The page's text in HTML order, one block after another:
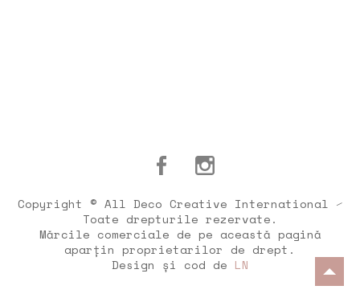
Copyright © All Deco Creative International ⁄
Toate drepturile rezervate.
Mărcile comerciale de pe această pagină
aparțin proprietarilor de drept.
Design și cod de LN